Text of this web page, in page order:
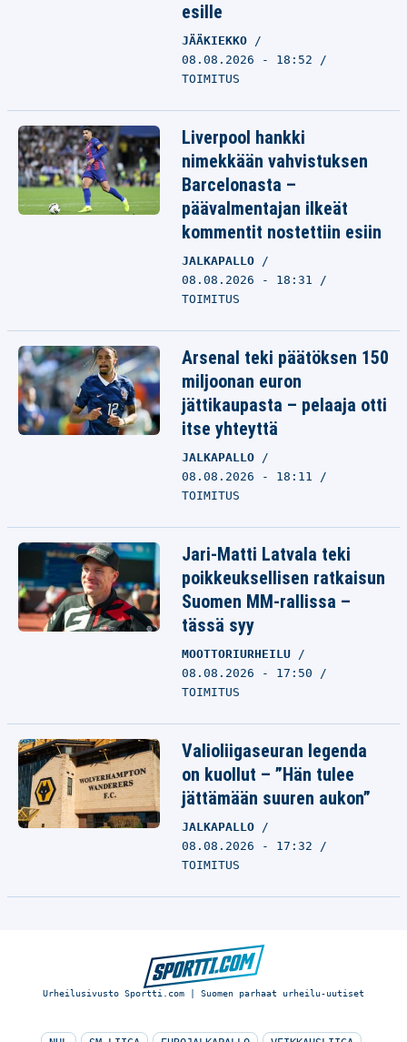
esille
JÄÄKIEKKO
08.08.2026 - 18:52
TOIMITUS
Liverpool hankki
nimekkään vahvistuksen
Barcelonasta –
päävalmentajan ilkeät
kommentit nostettiin esiin
JALKAPALLO
08.08.2026 - 18:31
TOIMITUS
Arsenal teki päätöksen 150
miljoonan euron
jättikaupasta – pelaaja otti
itse yhteyttä
JALKAPALLO
08.08.2026 - 18:11
TOIMITUS
Jari-Matti Latvala teki
poikkeuksellisen ratkaisun
Suomen MM-rallissa –
tässä syy
MOOTTORIURHEILU
08.08.2026 - 17:50
TOIMITUS
Valioliigaseuran legenda
on kuollut – ”Hän tulee
jättämään suuren aukon”
JALKAPALLO
08.08.2026 - 17:32
TOIMITUS
Urheilusivusto Sportti.com | Suomen parhaat urheilu-uutiset